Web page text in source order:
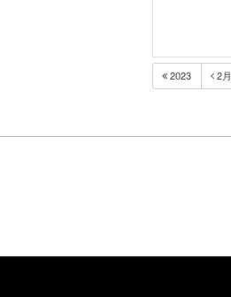
2023 2月